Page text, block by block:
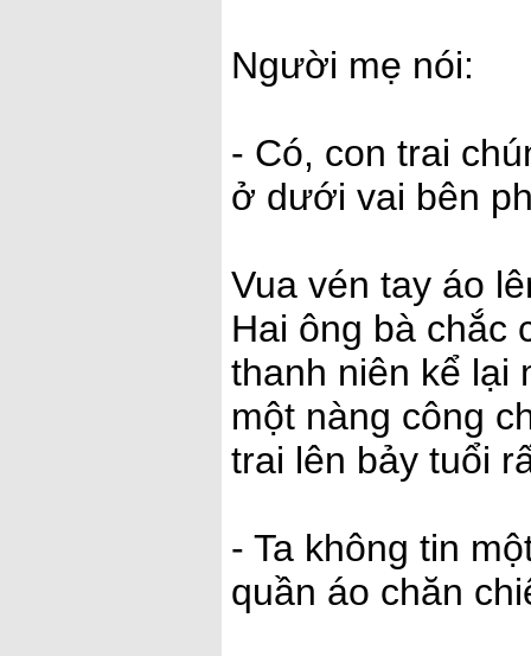
Người mẹ nói:
- Có, con trai
ở dưới vai bên
Vua vén tay áo
Hai ông bà chắc
thanh niên kể lại
một nàng công
trai lên bảy tuổi
- Ta không tin
quần áo chăn